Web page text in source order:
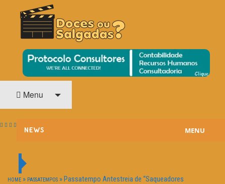
DOCES OU SALGADAS?
O Cinema? Uma Paixão!!
Menu
NEWS MENU
HOME » PASSATEMPOS »Passatempo Antestreia de “Saqueadores